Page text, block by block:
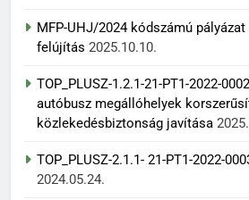
MFP-UHJ/2024 kódszámú
felújítás 2025.10.10.
TOP_PLUSZ-1.2.1-21-PT1-2022-
autóbusz megállóhelyek
közlekedésbiztonság javítása
TOP_PLUSZ-2.1.1- 21-PT1-2022-
2024.05.24.